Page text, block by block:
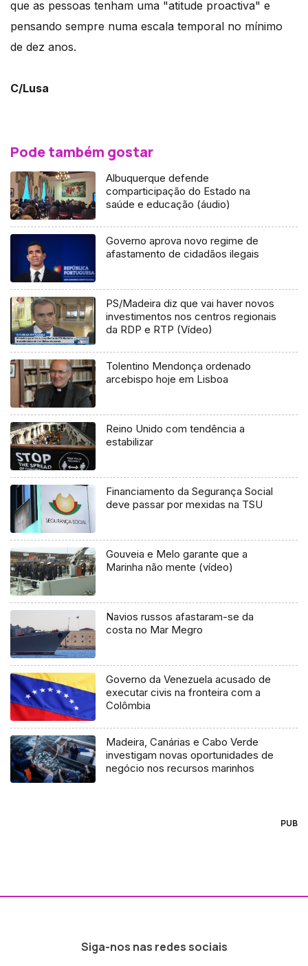
que as pessoas tenham uma "atitude proactiva" e
pensando sempre numa escala temporal no mínimo
de dez anos.
C/Lusa
Pode também gostar
Albuquerque defende
comparticipação do Estado na
saúde e educação (áudio)
Governo aprova novo regime de
afastamento de cidadãos ilegais
PS/Madeira diz que vai haver novos
investimentos nos centros regionais
da RDP e RTP (Vídeo)
Tolentino Mendonça ordenado
arcebispo hoje em Lisboa
Reino Unido com tendência a
estabilizar
Financiamento da Segurança Social
deve passar por mexidas na TSU
Gouveia e Melo garante que a
Marinha não mente (vídeo)
Navios russos afastaram-se da
costa no Mar Megro
Governo da Venezuela acusado de
executar civis na fronteira com a
Colômbia
Madeira, Canárias e Cabo Verde
investigam novas oportunidades de
negócio nos recursos marinhos
PUB
Siga-nos nas redes sociais